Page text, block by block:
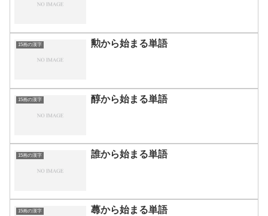
15画の漢字 勲から始まる単語
15画の漢字 醇から始まる単語
15画の漢字 誰から始まる単語
15画の漢字 蕁から始まる単語